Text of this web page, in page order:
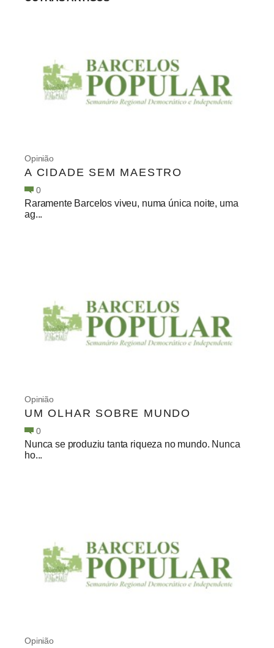
Opinião
A CIDADE SEM MAESTRO
0
Raramente Barcelos viveu, numa única noite, uma
ag...
Opinião
UM OLHAR SOBRE MUNDO
0
Nunca se produziu tanta riqueza no mundo. Nunca
ho...
Opinião